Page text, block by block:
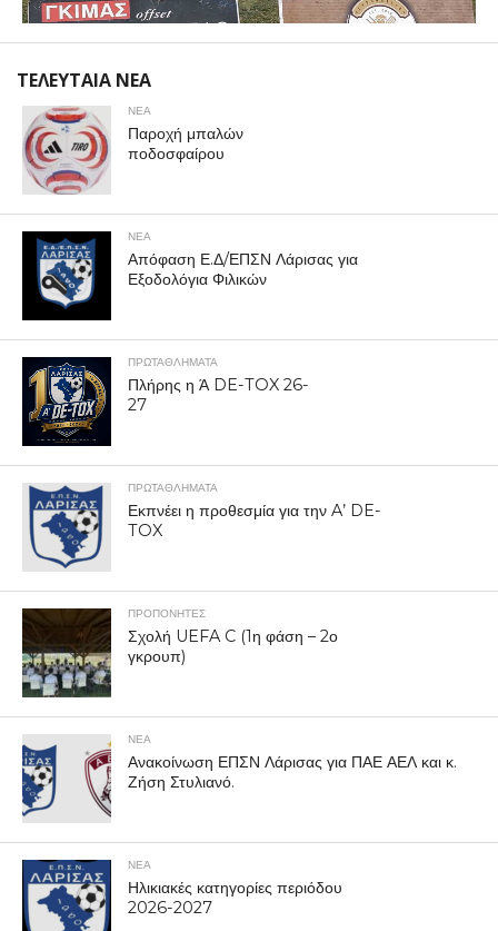
ΤΕΛΕΥΤΑΙΑ ΝΕΑ
ΝΕΑ
Παροχή μπαλών
ποδοσφαίρου
ΝΕΑ
Απόφαση Ε.Δ/ΕΠΣΝ Λάρισας για
Εξοδολόγια Φιλικών
ΠΡΩΤΑΘΛΉΜΑΤΑ
Πλήρης η Ά DE-TOX 26-
27
ΠΡΩΤΑΘΛΉΜΑΤΑ
Εκπνέει η προθεσμία για την A’ DE-
TOX
ΠΡΟΠΟΝΗΤΈΣ
Σχολή UEFA C (1η φάση – 2ο
γκρουπ)
ΝΕΑ
Ανακοίνωση ΕΠΣΝ Λάρισας για ΠΑΕ ΑΕΛ και κ.
Ζήση Στυλιανό.
ΝΕΑ
Ηλικιακές κατηγορίες περιόδου
2026-2027